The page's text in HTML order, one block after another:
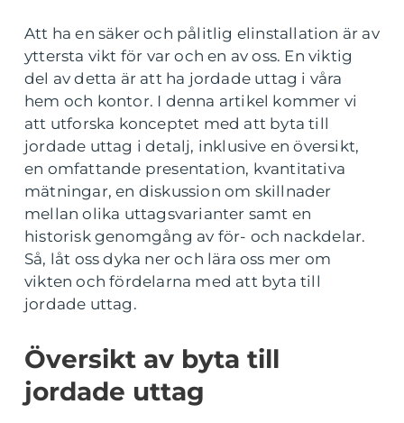
Att ha en säker och pålitlig elinstallation är av
yttersta vikt för var och en av oss. En viktig
del av detta är att ha jordade uttag i våra
hem och kontor. I denna artikel kommer vi
att utforska konceptet med att byta till
jordade uttag i detalj, inklusive en översikt,
en omfattande presentation, kvantitativa
mätningar, en diskussion om skillnader
mellan olika uttagsvarianter samt en
historisk genomgång av för- och nackdelar.
Så, låt oss dyka ner och lära oss mer om
vikten och fördelarna med att byta till
jordade uttag.
Översikt av byta till
jordade uttag